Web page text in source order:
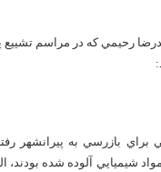
رحيمي كه در مراسم
بازرسي به پيرانشهر
شيميايي آلوده شده بودند،